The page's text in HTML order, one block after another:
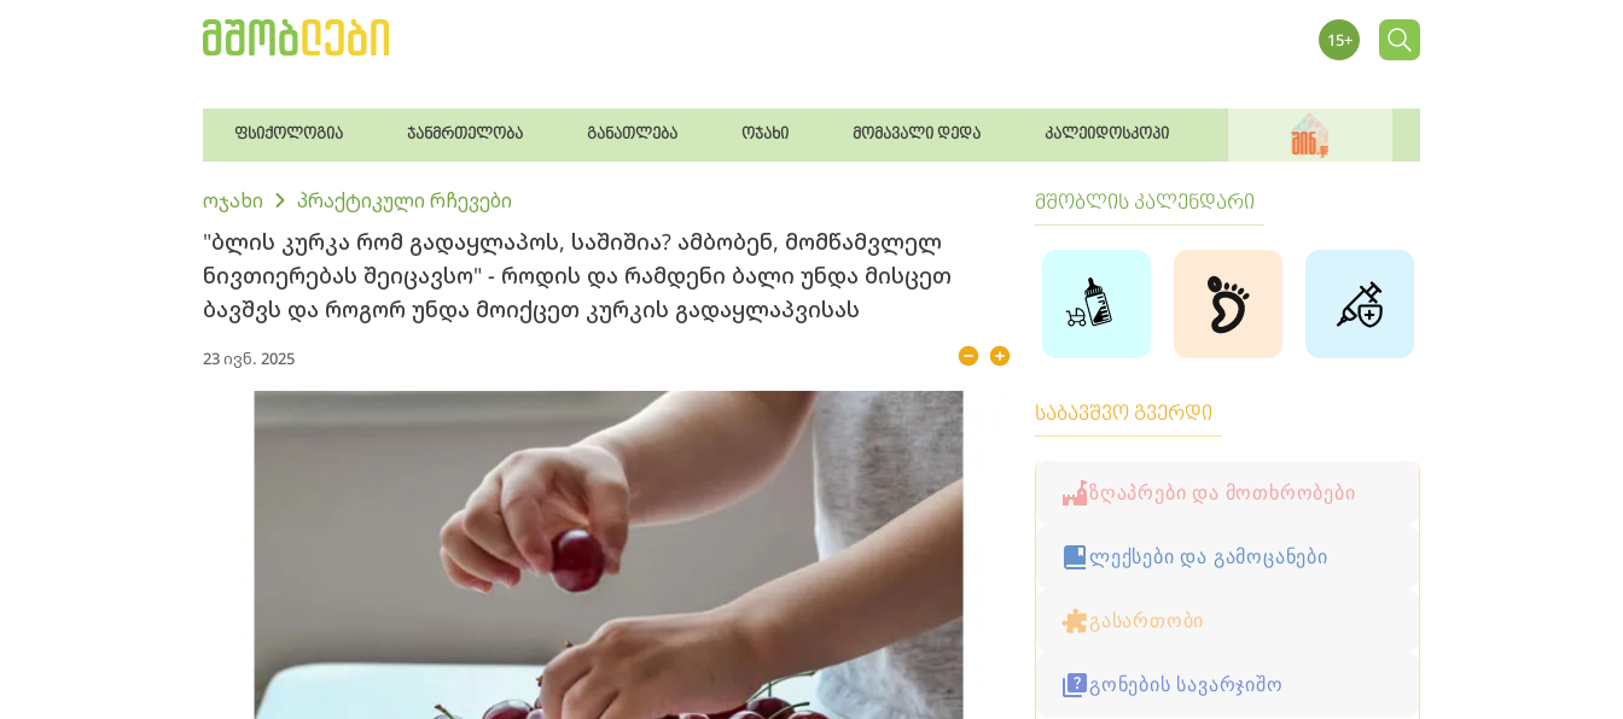
ფსიქოლოგია ჯანმრთელობა განათლება ოჯახი მომავალი დედა კალეიდოსკოპი
ოჯახი პრაქტიკული რჩევები
"ბლის კურკა რომ გადაყლაპოს, საშიშია? ამბობენ, მომწამვლელ
ნივთიერებას შეიცავსო" - როდის და რამდენი ბალი უნდა მისცეთ
ბავშვს და როგორ უნდა მოიქცეთ კურკის გადაყლაპვისას
23 ივნ. 2025
მშობლის კალენდარი
საბავშვო გვერდი
ზღაპრები და მოთხრობები
ლექსები და გამოცანები
გასართობი
გონების სავარჯიშო